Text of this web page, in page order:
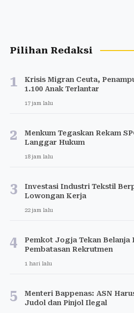
Pilihan Redaksi
1
Krisis Migran Ceuta,
1.100 Anak Terlantar
17 jam lalu
2
Menkum Tegaskan Rekam
Langgar Hukum
18 jam lalu
3
Investasi Industri Tekstil
Lowongan Kerja
22 jam lalu
4
Pemkot Jogja Tekan Belanja
Pembatasan Rekrutmen
1 hari lalu
5
Menteri Bappenas: ASN
Judol dan Pinjol Ilegal